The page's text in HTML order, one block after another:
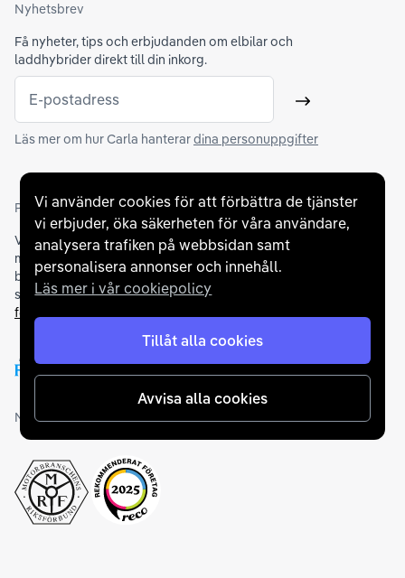
Vi använder cookies för att förbättra de tjänster
vi erbjuder, öka säkerheten för våra användare,
analysera trafiken på webbsidan samt
personalisera annonser och innehåll.
Läs mer i vår cookiepolicy
Tillåt alla cookies
Avvisa alla cookies
Nyhetsbrev
Få nyheter, tips och erbjudanden om elbilar och
laddhybrider direkt till din inkorg.
E-postadress Skicka
Läs mer om hur Carla hanterardina personuppgifter
Partners och betallösningar
Vi samarbetar medflertalet banker för att erbjuda dig bästa
möjliga finansieringslösning och stödjer en rad olika
betalningsmetoder. För att du ska känna dig trygg vid ditt köp
samarbetar vi med Folksam och AutoConcept gällande
försäkringar och garantier
Medlemskap och utmärkelser